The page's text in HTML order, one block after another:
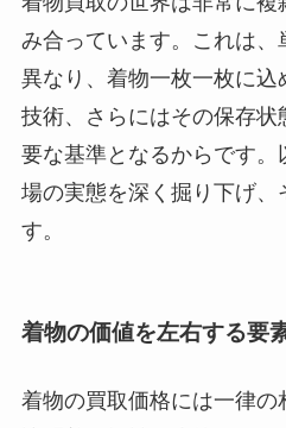
み合っています。これは、
異なり、着物一枚一枚に込
技術、さらにはその保存状
要な基準となるからです。
場の実態を深く掘り下げ、
す。
着物の価値を左右する要
着物の買取価格には一律の